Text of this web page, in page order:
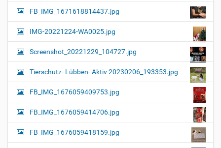
FB_IMG_1671618814437.jpg
IMG-20221224-WA0025.jpg
Screenshot_20221229_104727.jpg
Tierschutz- Lübben- Aktiv 20230206_193353.jpg
FB_IMG_1676059409753.jpg
FB_IMG_1676059414706.jpg
FB_IMG_1676059418159.jpg